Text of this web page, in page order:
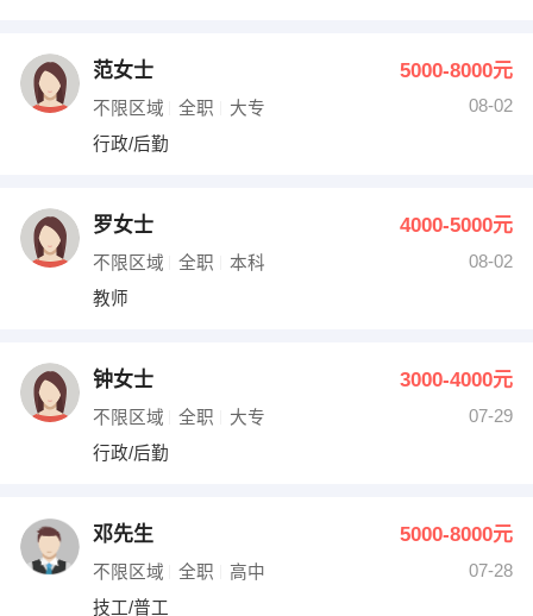
范女士 5000-8000元
不限区域 全职 大专
08-02
行政/后勤
罗女士 4000-5000元
不限区域 全职 本科
08-02
教师
钟女士 3000-4000元
不限区域 全职 大专
07-29
行政/后勤
邓先生 5000-8000元
不限区域 全职 高中
07-28
技工/普工